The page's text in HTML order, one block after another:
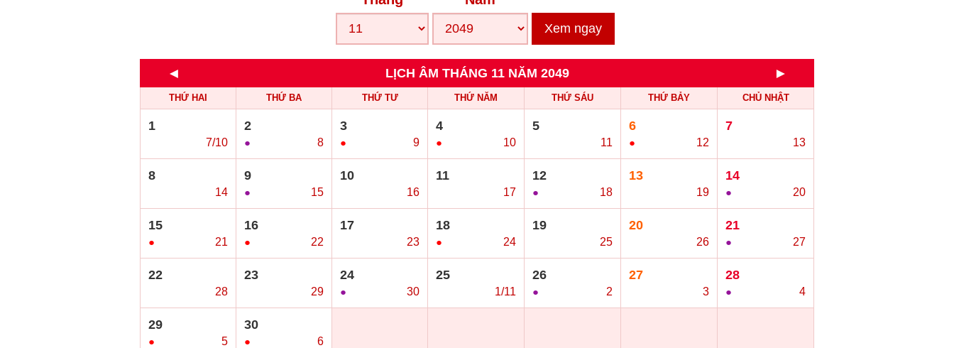
Xem ngay
◄ LỊCH ÂM THÁNG 11 NĂM 2049 ►
THỨ HAI THỨ BA THỨ TƯ THỨ NĂM THỨ SÁU THỨ BẢY CHỦ NHẬT
1
7/10
2
● 8
3
● 9
4
● 10
5
11
6
● 12
7
13
8
14
9
● 15
10
16
11
17
12
● 18
13
19
14
● 20
15
● 21
16
● 22
17
23
18
● 24
19
25
20
26
21
● 27
22
28
23
29
24
● 30
25
1/11
26
● 2
27
3
28
● 4
29
● 5
30
● 6